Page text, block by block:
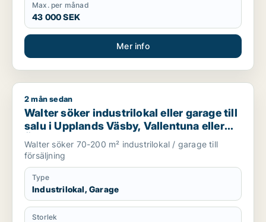
Max. per månad
43 000 SEK
Mer info
Walter söker industrilokal eller garage till salu i Upplands
2 mån sedan
Walter söker industrilokal eller garage till
salu i Upplands Väsby, Vallentuna eller
Österåker m.fl.
Walter söker 70-200 m² industrilokal / garage till
försäljning
Type
Industrilokal, Garage
Storlek